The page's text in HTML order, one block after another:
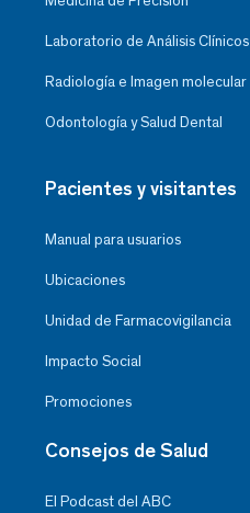
Laboratorio de Análisis Clínicos
Radiología e Imagen molecular
Odontología y Salud Dental
Pacientes y visitantes
Manual para usuarios
Ubicaciones
Unidad de Farmacovigilancia
Impacto Social
Promociones
Consejos de Salud
El Podcast del ABC